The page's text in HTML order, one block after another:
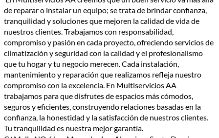
de reparar o instalar un equipo; se trata de brindar confianza,
tranquilidad y soluciones que mejoren la calidad de vida de
nuestros clientes. Trabajamos con responsabilidad,
compromiso y pasión en cada proyecto, ofreciendo servicios de
climatización y seguridad con la calidad y el profesionalismo
que tu hogar y tu negocio merecen. Cada instalación,
mantenimiento y reparación que realizamos refleja nuestro
compromiso con la excelencia. En Multiservicios AA
trabajamos para que disfrutes de espacios más cómodos,
seguros y eficientes, construyendo relaciones basadas en la
confianza, la honestidad y la satisfacción de nuestros clientes.
Tu tranquilidad es nuestra mejor garantía.